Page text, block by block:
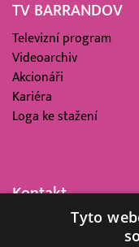
TV BARRANDOV
Televizní program
Videoarchiv
Akcionáři
Kariéra
Loga ke stažení
Kontakt
Barrandov Televizní
Tyto